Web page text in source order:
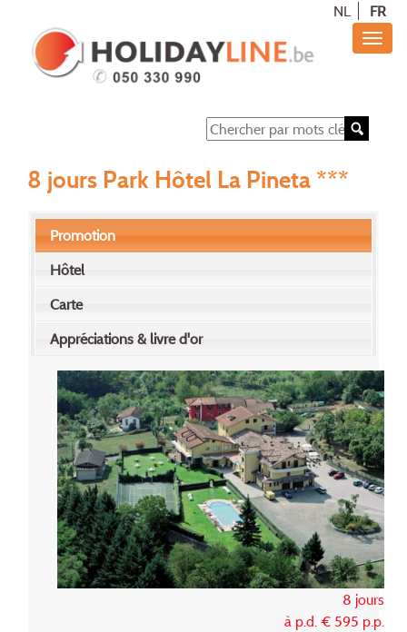
NL FR
8 jours Park Hôtel La Pineta ***
Promotion
Hôtel
Carte
Appréciations & livre d'or
8 jours
à p.d. € 595 p.p.